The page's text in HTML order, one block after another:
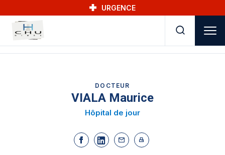
URGENCE
DOCTEUR
VIALA Maurice
Hôpital de jour